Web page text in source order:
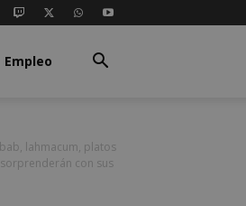
Empleo
lahmacum, platos
con sus